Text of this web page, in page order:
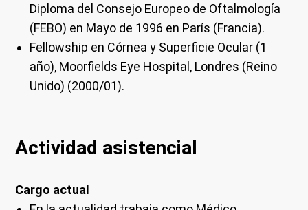
Diploma del Consejo Europeo de Oftalmología
(FEBO) en Mayo de 1996 en París (Francia).
Fellowship en Córnea y Superficie Ocular (1
año), Moorfields Eye Hospital, Londres (Reino
Unido) (2000/01).
Actividad asistencial
Cargo actual